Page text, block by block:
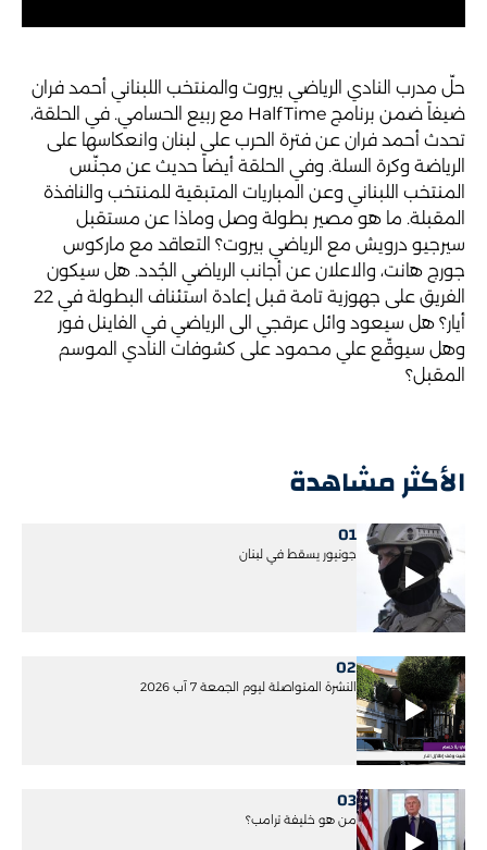
الأكثر مشاهدة
01
جونيور يسقط في لبنان
02
النشرة المتواصلة ليوم الجمعة 7 آب 2026
03
من هو خليفة ترامب؟
حلّ مدرب النادي الرياضي بيروت والمنتخب اللبناني أحمد فران
ضيفاً ضمن برنامج HalfTime مع ربيع الحسامي. في الحلقة،
تحدث أحمد فران عن فترة الحرب على لبنان وانعكاسها على
الرياضة وكرة السلة. وفي الحلقة أيضاً حديث عن مجنّس
المنتخب اللبناني وعن المباريات المتبقية للمنتخب والنافذة
المقبلة. ما هو مصير بطولة وصل وماذا عن مستقبل
سيرجيو درويش مع الرياضي بيروت؟ التعاقد مع ماركوس
جورج هانت، والاعلان عن أجانب الرياضي الجُدد. هل سيكون
الفريق على جهوزية تامة قبل إعادة استئناف البطولة في 22
أيار؟ هل سيعود وائل عرقجي الى الرياضي في الفاينل فور
وهل سيوقّع علي محمود على كشوفات النادي الموسم
المقبل؟